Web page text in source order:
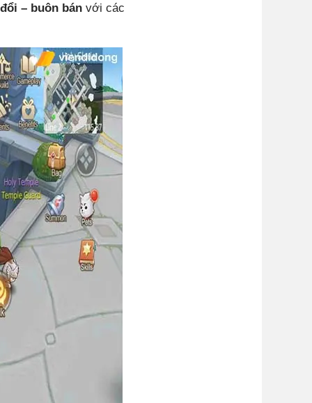
– buôn bán với các